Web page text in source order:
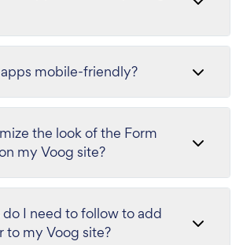
mobile-friendly?
the look of the Form
my Voog site?
I need to follow to add
to my Voog site?